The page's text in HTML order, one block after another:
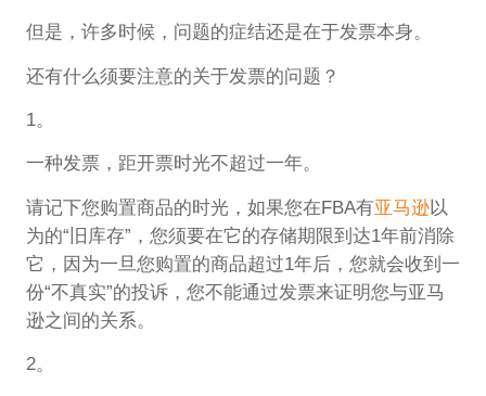
但是，许多时候，问题的症结还是在于发票本身。
还有什么须要注意的关于发票的问题？
1。
一种发票，距开票时光不超过一年。
请记下您购置商品的时光，如果您在FBA有亚马逊以
为的“旧库存”，您须要在它的存储期限到达1年前消除
它，因为一旦您购置的商品超过1年后，您就会收到一
份“不真实”的投诉，您不能通过发票来证明您与亚马
逊之间的关系。
2。